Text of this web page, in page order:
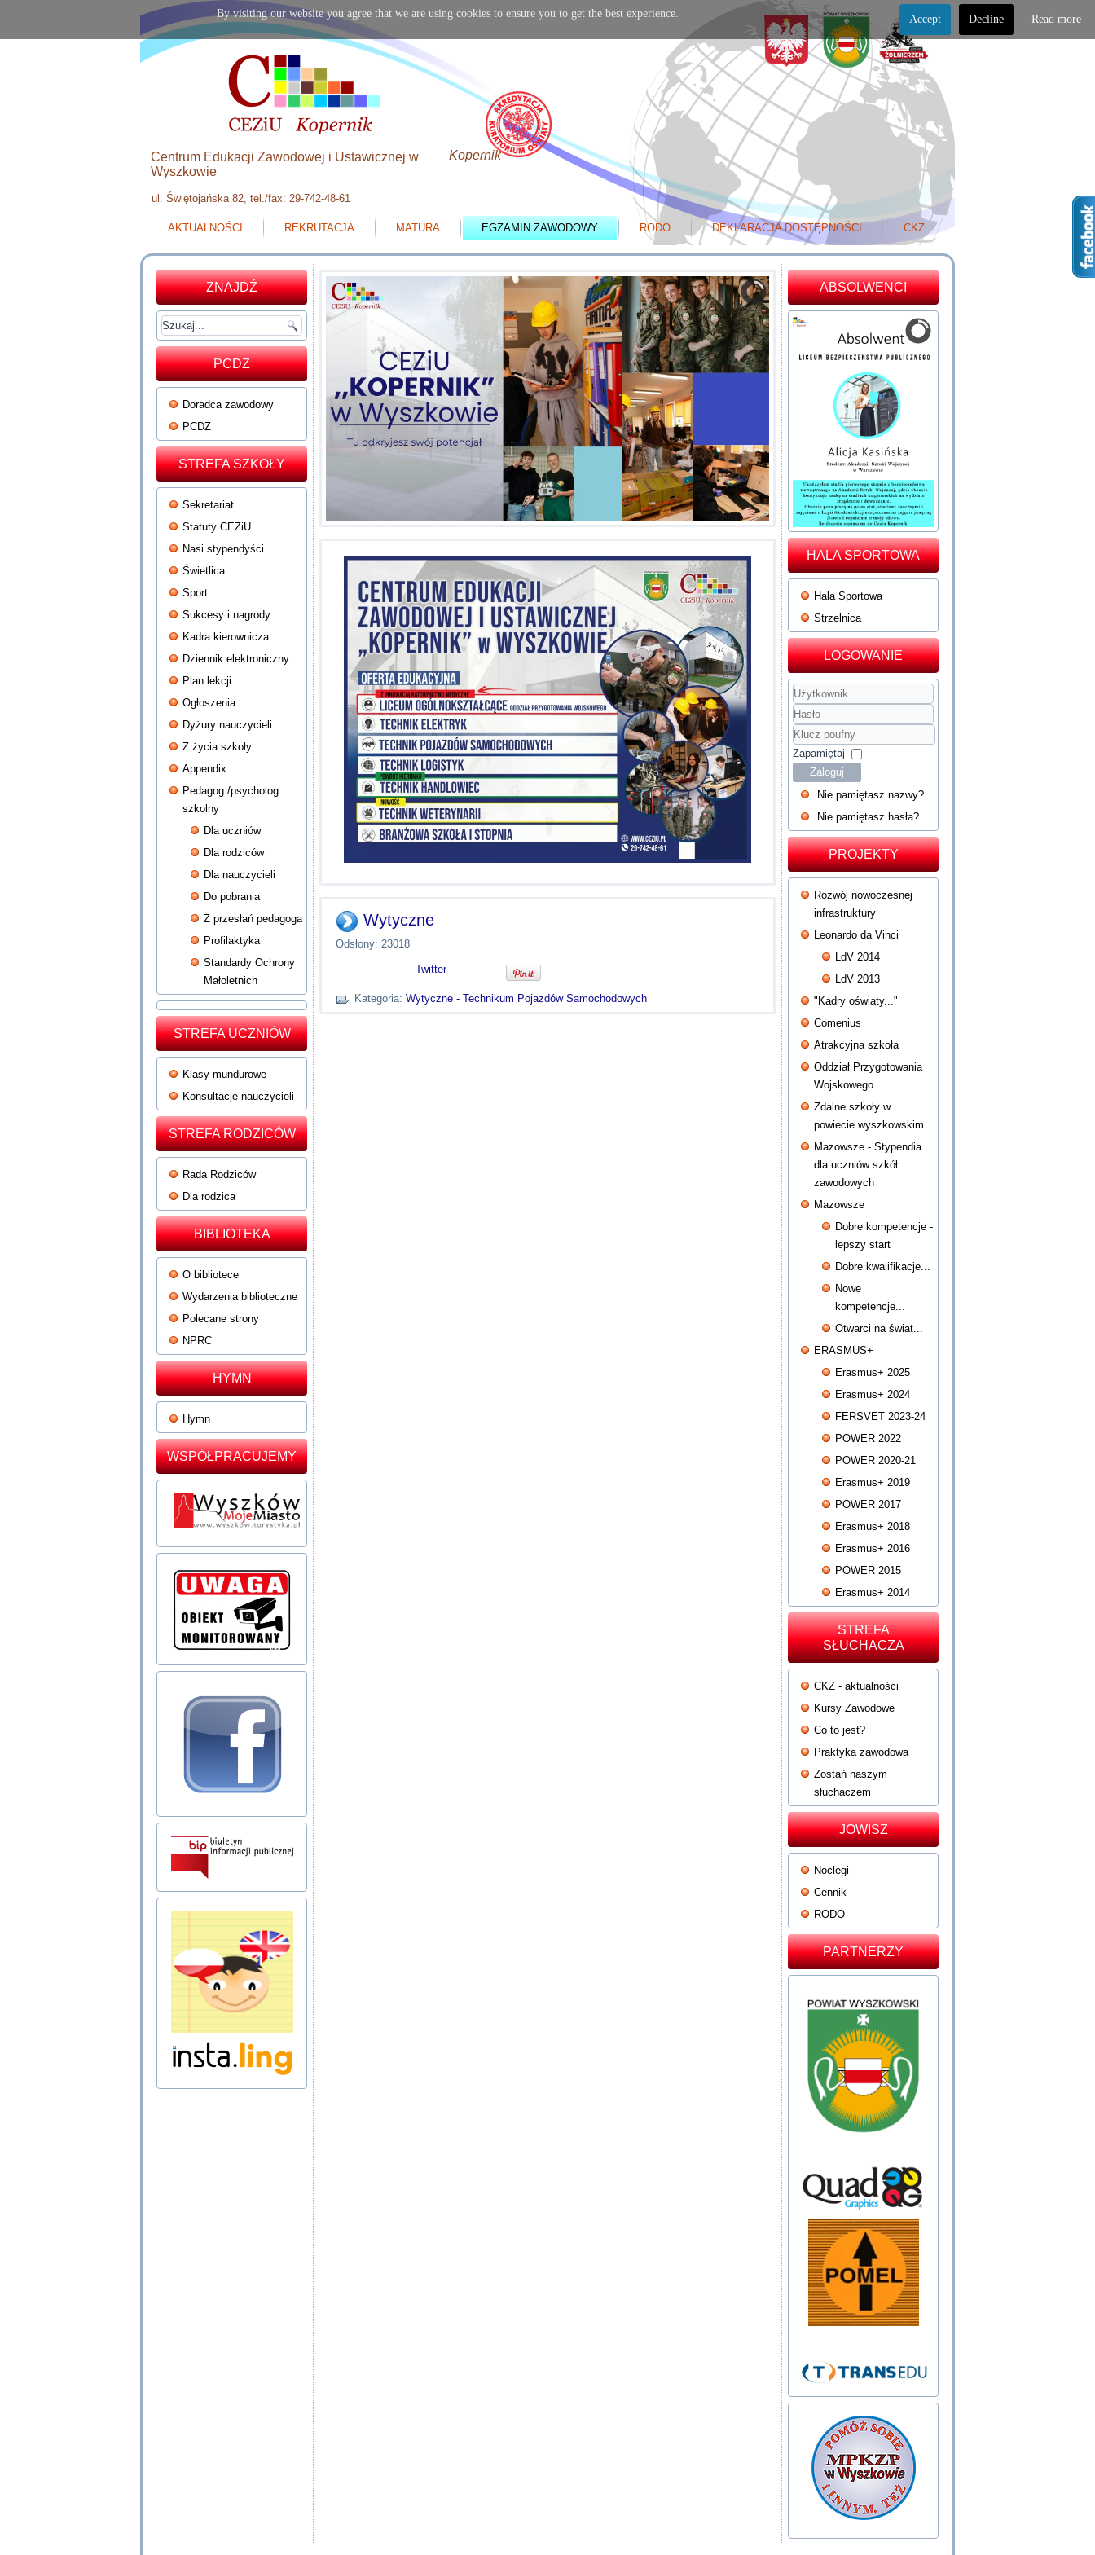
ul. Świętojańska 82, tel./fax: 29-742-48-61
Centrum Edukacji Zawodowej i Ustawicznej w
Wyszkowie
Kopernik
AKTUALNOŚCI REKRUTACJA MATURA EGZAMIN ZAWODOWY RODO DEKLARACJA DOSTĘPNOŚCI CKZ
ZNAJDŹ
PCDZ
Doradca zawodowy
PCDZ
STREFA SZKOŁY
Sekretariat
Statuty CEZiU
Nasi stypendyści
Świetlica
Sport
Sukcesy i nagrody
Kadra kierownicza
Dziennik elektroniczny
Plan lekcji
Ogłoszenia
Dyżury nauczycieli
Z życia szkoły
Appendix
Pedagog /psycholog
szkolny
Dla uczniów
Dla rodziców
Dla nauczycieli
Do pobrania
Z przesłań pedagoga
Profilaktyka
Standardy Ochrony
Małoletnich
STREFA UCZNIÓW
Klasy mundurowe
Konsultacje nauczycieli
STREFA RODZICÓW
Rada Rodziców
Dla rodzica
BIBLIOTEKA
O bibliotece
Wydarzenia biblioteczne
Polecane strony
NPRC
HYMN
Hymn
WSPÓŁPRACUJEMY
Wytyczne
Odsłony: 23018
Twitter
Kategoria: Wytyczne - Technikum Pojazdów Samochodowych
ABSOLWENCI
HALA SPORTOWA
Hala Sportowa
Strzelnica
LOGOWANIE
Użytkownik
Hasło
Klucz
poufny
Zapamiętaj
Zaloguj
Nie pamiętasz nazwy?
Nie pamiętasz hasła?
PROJEKTY
Rozwój nowoczesnej
infrastruktury
Leonardo da Vinci
LdV 2014
LdV 2013
"Kadry oświaty..."
Comenius
Atrakcyjna szkoła
Oddział Przygotowania
Wojskowego
Zdalne szkoły w
powiecie wyszkowskim
Mazowsze - Stypendia
dla uczniów szkół
zawodowych
Mazowsze
Dobre kompetencje -
lepszy start
Dobre kwalifikacje...
Nowe
kompetencje...
Otwarci na świat...
ERASMUS+
Erasmus+ 2025
Erasmus+ 2024
FERSVET 2023-24
POWER 2022
POWER 2020-21
Erasmus+ 2019
POWER 2017
Erasmus+ 2018
Erasmus+ 2016
POWER 2015
Erasmus+ 2014
STREFA
SŁUCHACZA
CKZ - aktualności
Kursy Zawodowe
Co to jest?
Praktyka zawodowa
Zostań naszym
słuchaczem
JOWISZ
Noclegi
Cennik
RODO
PARTNERZY
By visiting our website you agree that we are using cookies to ensure you to get the best experience. Accept Decline Read more